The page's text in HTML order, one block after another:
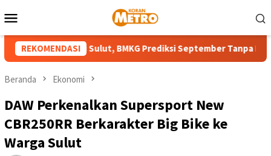
ke
Mobile
REKOMENDASI
Kemarau di Sulut, BMKG Prediksi September Tanpa Hujan
Beranda Ekonomi
DAW Perkenalkan Supersport New
CBR250RR Berkarakter Big Bike ke
Warga Sulut